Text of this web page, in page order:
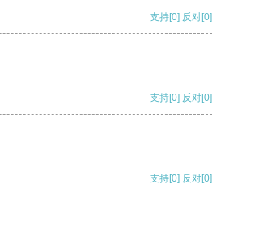
支持[0] 反对[0]
支持[0] 反对[0]
支持[0] 反对[0]